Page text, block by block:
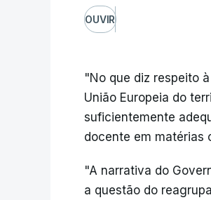
OUVIR
"No que diz respeito
União Europeia do
suficientemente
docente em matérias
"A narrativa do
a questão do